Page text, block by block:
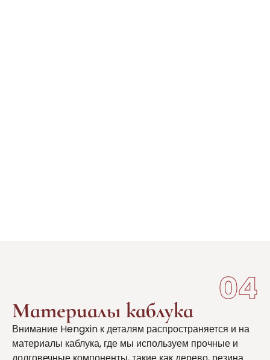
04
Материалы каблука
Внимание Hengxin к деталям распространяется и на
материалы каблука, где мы используем прочные и